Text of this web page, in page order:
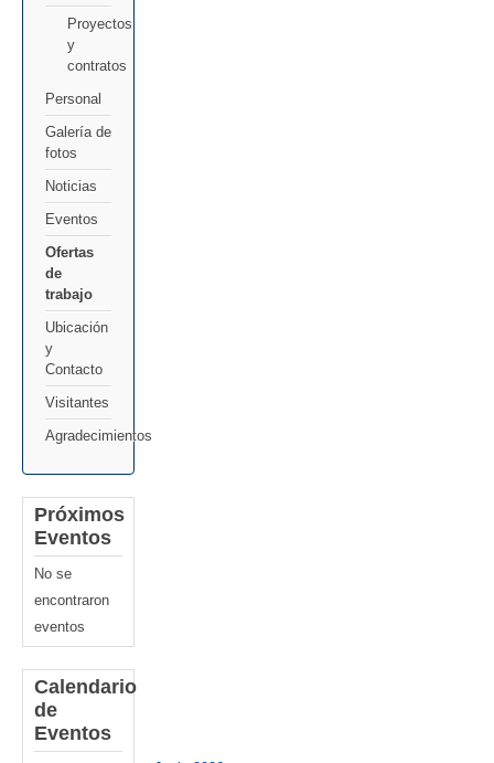
Proyectos
y
contratos
Personal
Galería de
fotos
Noticias
Eventos
Ofertas
de
trabajo
Ubicación
y
Contacto
Visitantes
Agradecimientos
Próximos
Eventos
No se
encontraron
eventos
Calendario
de
Eventos